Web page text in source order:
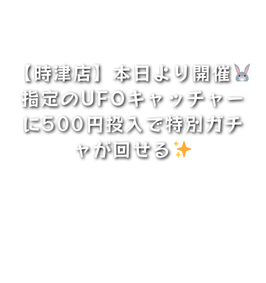
【時津店】本日より開催
指定のUFOキャッチャー
に500円投入で特別ガチ
ャが回せる